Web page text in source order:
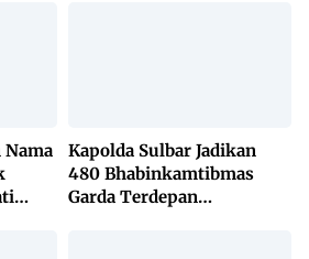
Nama
Kapolda Sulbar Jadikan
480 Bhabinkamtibmas
Garda Terdepan